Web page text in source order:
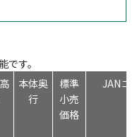
す。
本体奥
行
標準
小売
価格
JANコ